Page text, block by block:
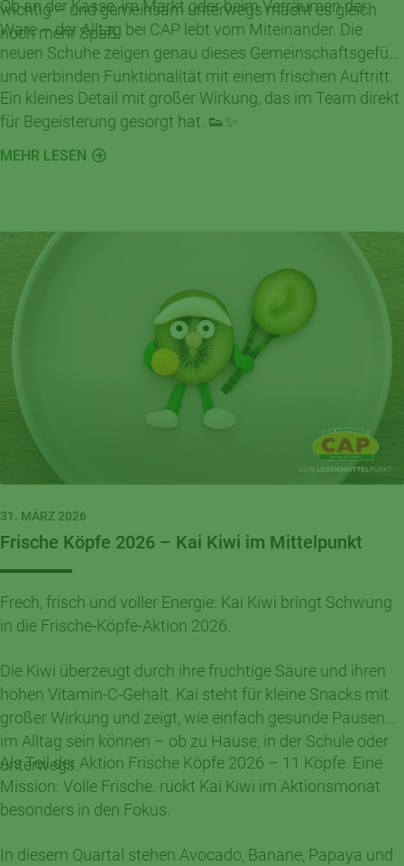
wichtig – und gemeinsam unterwegs macht es gleich
noch mehr Spaß.
Ob an der Kasse, im Markt oder beim Verräumen der
Ware – der Alltag bei CAP lebt vom Miteinander. Die
neuen Schuhe zeigen genau dieses Gemeinschaftsgefühl
und verbinden Funktionalität mit einem frischen Auftritt.
Ein kleines Detail mit großer Wirkung, das im Team direkt
für Begeisterung gesorgt hat. 👟✨
MEHR LESEN
31. MÄRZ 2026
Frische Köpfe 2026 – Kai Kiwi im Mittelpunkt
Frech, frisch und voller Energie: Kai Kiwi bringt Schwung
in die Frische-Köpfe-Aktion 2026.
Die Kiwi überzeugt durch ihre fruchtige Säure und ihren
hohen Vitamin-C-Gehalt. Kai steht für kleine Snacks mit
großer Wirkung und zeigt, wie einfach gesunde Pausen
im Alltag sein können – ob zu Hause, in der Schule oder
unterwegs.
Als Teil der Aktion Frische Köpfe 2026 – 11 Köpfe. Eine
Mission: Volle Frische. rückt Kai Kiwi im Aktionsmonat
besonders in den Fokus.
In diesem Quartal stehen Avocado, Banane, Papaya und